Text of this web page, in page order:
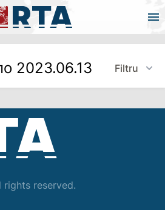
2023.06.13 Filtru
reserved.